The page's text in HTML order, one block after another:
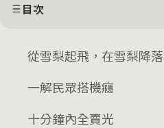
目次
從雪梨起飛，在雪梨降落
一解民眾搭機癮
十分鐘內全賣光